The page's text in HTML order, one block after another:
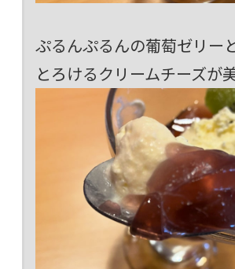
ぷるんぷるんの葡萄ゼリー
とろけるクリームチーズが美